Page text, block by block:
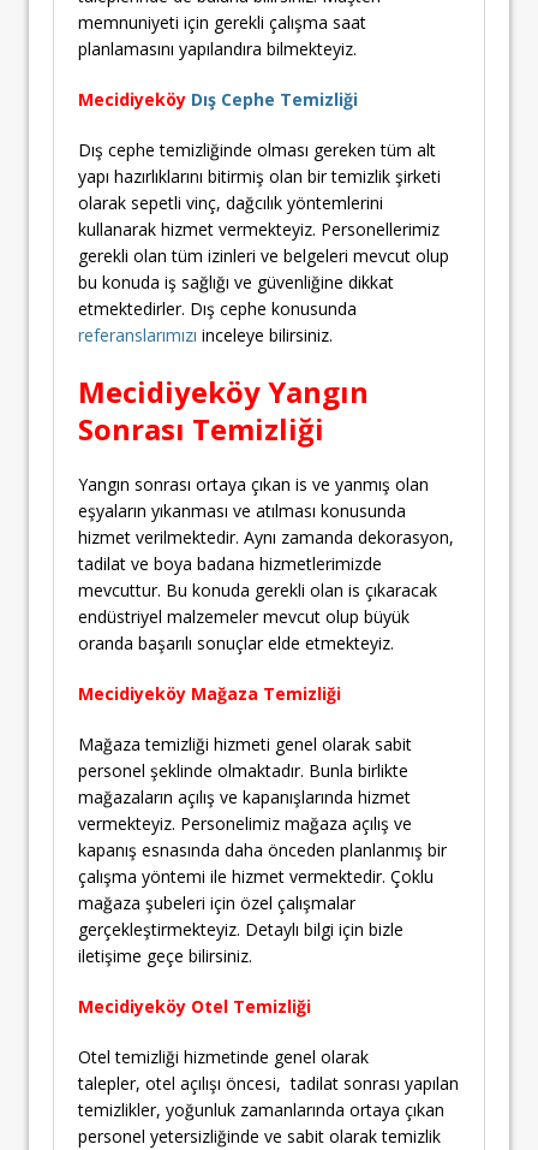
memnuniyeti için gerekli çalışma saat
planlamasını yapılandıra bilmekteyiz.
Mecidiyeköy Dış Cephe Temizliği
Dış cephe temizliğinde olması gereken tüm alt
yapı hazırlıklarını bitirmiş olan bir temizlik şirketi
olarak sepetli vinç, dağcılık yöntemlerini
kullanarak hizmet vermekteyiz. Personellerimiz
gerekli olan tüm izinleri ve belgeleri mevcut olup
bu konuda iş sağlığı ve güvenliğine dikkat
etmektedirler. Dış cephe konusunda
referanslarımızı inceleye bilirsiniz.
Mecidiyeköy Yangın
Sonrası Temizliği
Yangın sonrası ortaya çıkan is ve yanmış olan
eşyaların yıkanması ve atılması konusunda
hizmet verilmektedir. Aynı zamanda dekorasyon,
tadilat ve boya badana hizmetlerimizde
mevcuttur. Bu konuda gerekli olan is çıkaracak
endüstriyel malzemeler mevcut olup büyük
oranda başarılı sonuçlar elde etmekteyiz.
Mecidiyeköy Mağaza Temizliği
Mağaza temizliği hizmeti genel olarak sabit
personel şeklinde olmaktadır. Bunla birlikte
mağazaların açılış ve kapanışlarında hizmet
vermekteyiz. Personelimiz mağaza açılış ve
kapanış esnasında daha önceden planlanmış bir
çalışma yöntemi ile hizmet vermektedir. Çoklu
mağaza şubeleri için özel çalışmalar
gerçekleştirmekteyiz. Detaylı bilgi için bizle
iletişime geçe bilirsiniz.
Mecidiyeköy Otel Temizliği
Otel temizliği hizmetinde genel olarak
talepler, otel açılışı öncesi, tadilat sonrası yapılan
temizlikler, yoğunluk zamanlarında ortaya çıkan
personel yetersizliğinde ve sabit olarak temizlik